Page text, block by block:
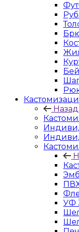
Назад
УФ